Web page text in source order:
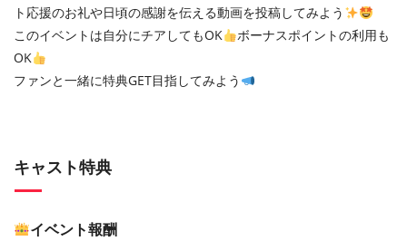
ト応援のお礼や日頃の感謝を伝える動画を投稿してみよう
このイベントは自分にチアしてもOK
ボーナスポイントの利用も
OK
ファンと一緒に特典GET目指してみよう
キャスト特典
イベント報酬